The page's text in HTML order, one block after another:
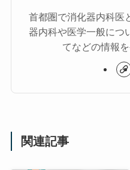
首都圏で消化器内科医
器内科や医学一般につ
てなどの情報
関連記事